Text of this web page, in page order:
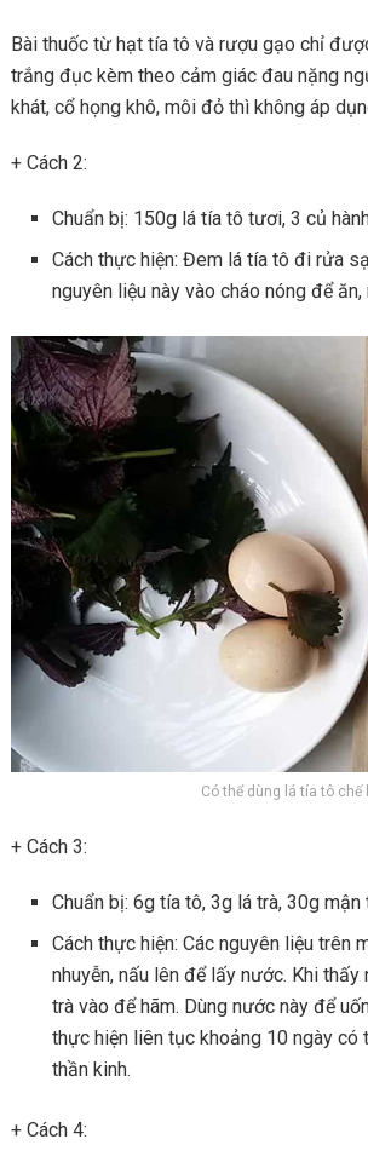
Bài thuốc từ hạt tía tô và rượu gạo chỉ
trắng đục kèm theo cảm giác đau nặng
khát, cổ họng khô, môi đỏ thì không áp
+ Cách 2:
Chuẩn bị: 150g lá tía tô tươi, 3 củ
Cách thực hiện: Đem lá tía tô đi rửa
nguyên liệu này vào cháo nóng để
Có thể dùng lá tía tô
+ Cách 3:
Chuẩn bị: 6g tía tô, 3g lá trà, 30g
Cách thực hiện: Các nguyên liệu
nhuyễn, nấu lên để lấy nước. Khi
trà vào để hãm. Dùng nước này để
thực hiện liên tục khoảng 10 ngày
thần kinh.
+ Cách 4: